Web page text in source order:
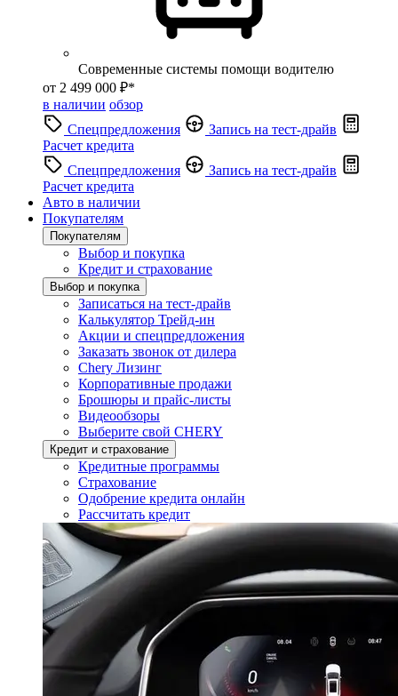
Современные системы помощи водителю
от 2 499 000 ₽*
в наличии обзор
Спецпредложения
Запись на тест-драйв
Расчет кредита
Спецпредложения
Запись на тест-драйв
Расчет кредита
Авто в наличии
Покупателям
Покупателям
Выбор и покупка
Кредит и страхование
Выбор и покупка
Записаться на тест-драйв
Калькулятор Трейд-ин
Акции и спецпредложения
Заказать звонок от дилера
Chery Лизинг
Корпоративные продажи
Брошюры и прайс-листы
Видеообзоры
Выберите свой CHERY
Кредит и страхование
Кредитные программы
Страхование
Одобрение кредита онлайн
Рассчитать кредит